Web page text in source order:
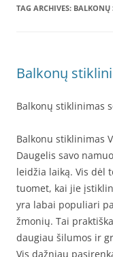
TAG ARCHIVES: BALKONŲ
Balkonų
Balkonų stiklinimas
Balkonu stiklinimas
Daugelis savo
leidžia laiką. Vis dėl
tuomet, kai jie
yra labai populiari
žmonių. Tai
daugiau šilumos ir
Vis dažniau